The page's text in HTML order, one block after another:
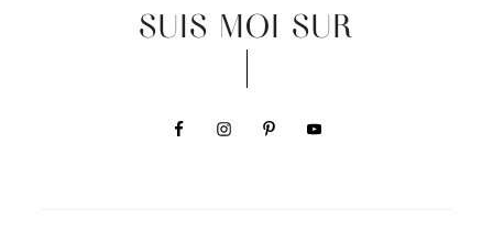
SUIS MOI SUR